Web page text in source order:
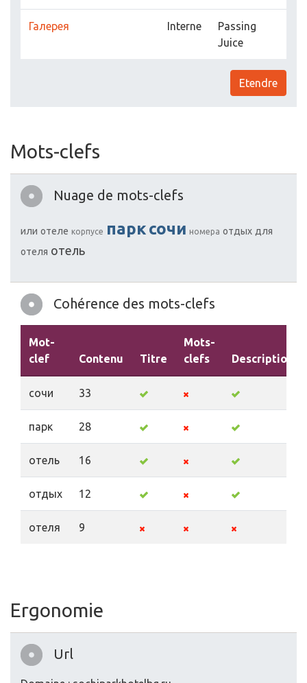
Галерея Interne
Passing
Juice
Etendre
Mots-clefs
Nuage de mots-clefs
или отеле корпусе парксочи номера отдых для
отеля отель
Cohérence des mots-clefs
Mot-
clef
Contenu Titre
Mots-
clefs
Description
сочи 33
парк 28
отель 16
отдых 12
отеля 9
Ergonomie
Url